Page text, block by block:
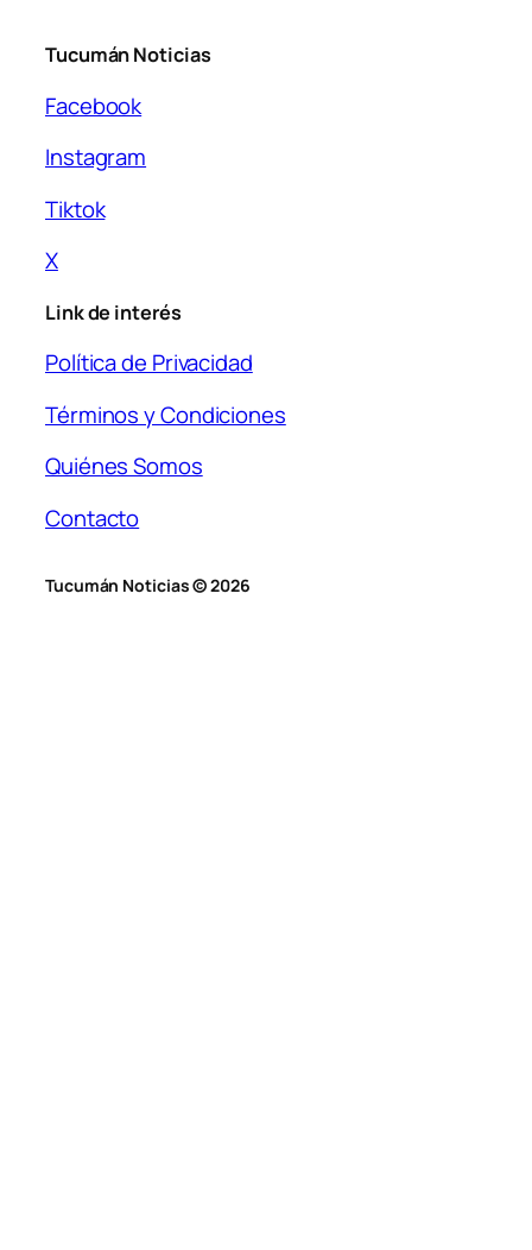
Tucumán Noticias
Facebook
Instagram
Tiktok
X
Link de interés
Política de Privacidad
Términos y Condiciones
Quiénes Somos
Contacto
Tucumán Noticias © 2026